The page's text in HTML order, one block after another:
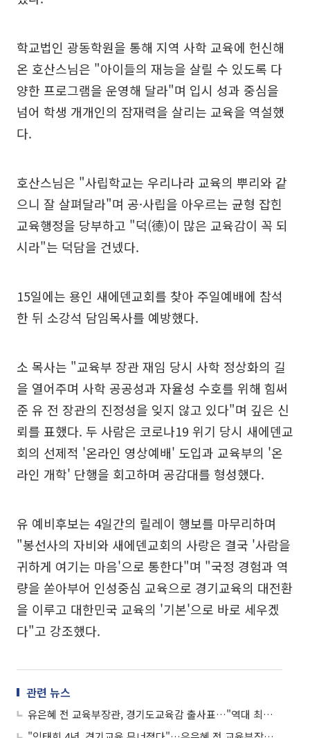
학교법인 광동학원을 통해 지역 사학 교육에 헌신해
온 호산스님은 "아이들의 재능을 살릴 수 있도록 다
양한 프로그램을 운영해 달라"며 입시 성과 중심을
넘어 학생 개개인의 잠재력을 살리는 교육을 역설했
다.
호산스님은 "사립학교는 우리나라 교육의 뿌리와 같
으니 잘 살펴달라"며 공·사립을 아우르는 균형 잡힌
교육행정을 당부하고 "덕(德)이 많은 교육감이 꼭 되
시라"는 덕담을 건넸다.
15일에는 용인 새에덴교회를 찾아 주일예배에 참석
한 뒤 소강석 담임목사를 예방했다.
소 목사는 "교육부 장관 재임 당시 사학 정상화의 길
을 열어주며 사학 공공성과 자율성 수호를 위해 힘써
준 유 전 장관의 진정성을 잊지 않고 있다"며 깊은 신
뢰를 표했다. 두 사람은 코로나19 위기 당시 새에덴교
회의 선제적 '온라인 영상예배' 도입과 교육부의 '온
라인 개학' 단행을 회고하며 공감대를 형성했다.
유 예비후보는 4일간의 릴레이 행보를 마무리하며
"봉선사의 자비와 새에덴교회의 사랑은 결국 '사람을
귀하게 여기는 마음'으로 통한다"며 "국정 경험과 역
량을 쏟아부어 인성중심 교육으로 경기교육의 대전환
을 이루고 대한민국 교육의 '기본'으로 바로 세우겠
다"고 강조했다.
관련 뉴스
유은혜 전 교육부장관, 경기도교육감 출사표…"역대 최장수 1316일 경험으로 경기교육 되살린다"